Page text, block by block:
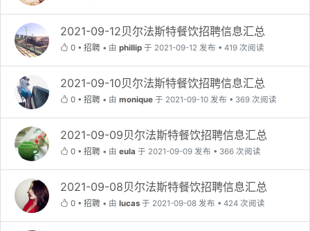
2021-09-12贝尔法斯特餐饮招聘信息汇总
0 • 招聘 • 由 phillip 于 2021-09-12 发布 • 419 次阅读
2021-09-10贝尔法斯特餐饮招聘信息汇总
0 • 招聘 • 由 monique 于 2021-09-10 发布 • 369 次阅读
2021-09-09贝尔法斯特餐饮招聘信息汇总
0 • 招聘 • 由 eula 于 2021-09-09 发布 • 366 次阅读
2021-09-08贝尔法斯特餐饮招聘信息汇总
0 • 招聘 • 由 lucas 于 2021-09-08 发布 • 424 次阅读